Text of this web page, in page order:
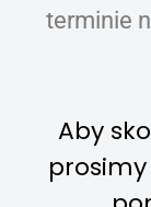
terminie
Aby
prosimy